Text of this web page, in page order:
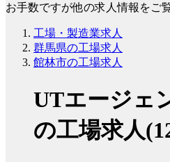
お手数ですが他の求人情報をご
工場・製造業求人
群馬県の工場求人
館林市の工場求人
UTエージェ
の工場求人